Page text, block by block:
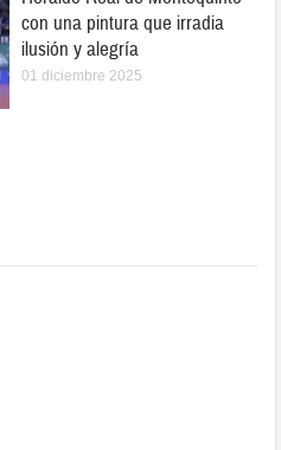
con una pintura que irradia
ilusión y alegría
01 diciembre 2025